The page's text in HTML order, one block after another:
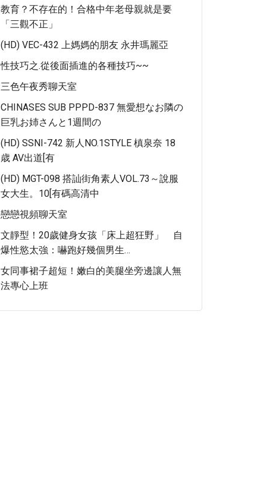
教育？不存在的！合格中年老母親就是要
「三觀不正」
(HD) VEC-432 上媽媽的朋友 永井瑪麗亞
性技巧之.從後面插進的各種技巧~~
三色午夜秀聊天室
CHINASES SUB PPPD-837 無愛想なお隣の
巨乳お姉さんと1週間の
(HD) SSNI-742 新人NO.1STYLE 槙泉奈 18
歳 AV出道[有
(HD) MGT-098 搭訕街角素人VOL.73～說服
女大生。10[有碼高清中
戀戀視頻聊天室
文靜型！20歲健身女孩「床上超狂野」 自
爆性慾太強：嚇跑好幾個男生…
女同事裙子超短！嫩白的美腿坐旁邊讓人無
法專心上班